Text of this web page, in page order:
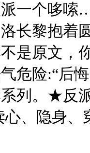
派一个哆
长黎抱着
是原文，
危险:“后
列。★反
、隐身、